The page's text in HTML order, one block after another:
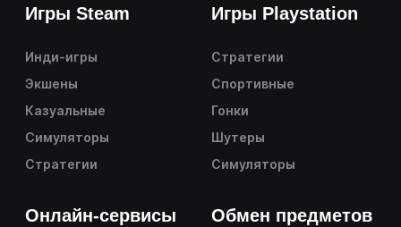
Игры Steam
Инди-игры
Экшены
Казуальные
Симуляторы
Стратегии
Игры Playstation
Стратегии
Спортивные
Гонки
Шутеры
Симуляторы
Онлайн-сервисы Обмен предметов